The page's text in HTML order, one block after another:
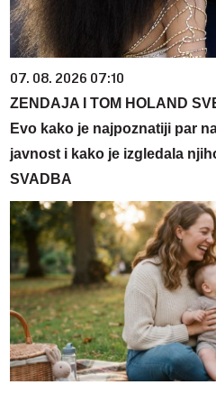
07. 08. 2026 07:10
ZENDAJA I TOM HOLAND
Evo kako je najpoznatiji par
javnost i kako je izgledala
SVADBA